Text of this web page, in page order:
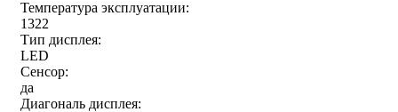
Температура эксплуатации:
1322
Тип дисплея:
LED
Сенсор:
да
Диагональ дисплея: